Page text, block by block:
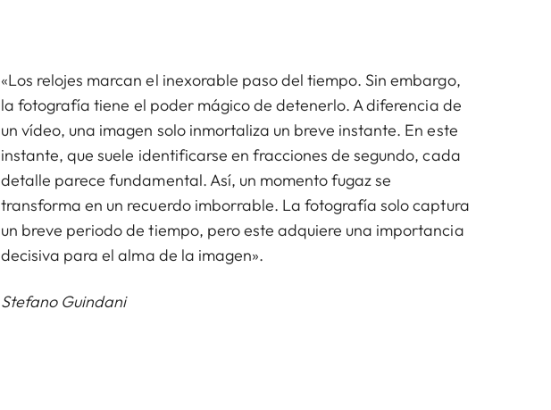
«Los relojes marcan el inexorable paso del tiempo. Sin embargo,
la fotografía tiene el poder mágico de detenerlo. A diferencia de
un vídeo, una imagen solo inmortaliza un breve instante. En este
instante, que suele identificarse en fracciones de segundo, cada
detalle parece fundamental. Así, un momento fugaz se
transforma en un recuerdo imborrable. La fotografía solo captura
un breve periodo de tiempo, pero este adquiere una importancia
decisiva para el alma de la imagen».
Stefano Guindani